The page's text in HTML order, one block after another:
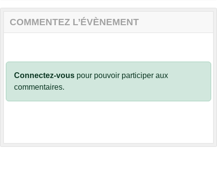
COMMENTEZ L’ÉVÈNEMENT
Connectez-vous pour pouvoir participer aux
commentaires.